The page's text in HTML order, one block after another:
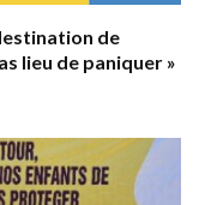
de
lieu de paniquer »